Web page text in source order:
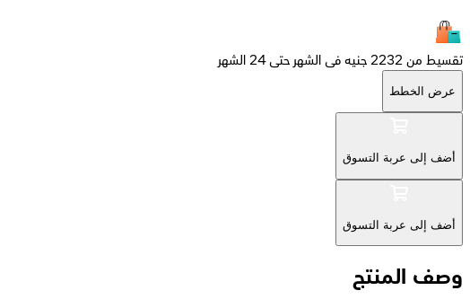
تقسيط من 2232 جنيه فى الشهر حتى 24 الشهر
عرض الخطط
أضف إلى عربة التسوق
أضف إلى عربة التسوق
وصف المنتج